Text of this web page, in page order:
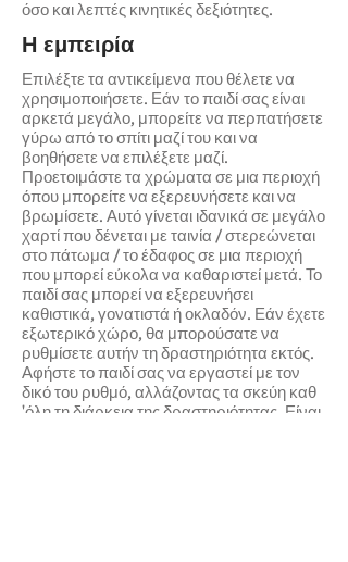
όσο και λεπτές κινητικές δεξιότητες.
Η εμπειρία
Επιλέξτε τα αντικείμενα που θέλετε να
χρησιμοποιήσετε. Εάν το παιδί σας είναι
αρκετά μεγάλο, μπορείτε να περπατήσετε
γύρω από το σπίτι μαζί του και να
βοηθήσετε να επιλέξετε μαζί.
Προετοιμάστε τα χρώματα σε μια περιοχή
όπου μπορείτε να εξερευνήσετε και να
βρωμίσετε. Αυτό γίνεται ιδανικά σε μεγάλο
χαρτί που δένεται με ταινία / στερεώνεται
στο πάτωμα / το έδαφος σε μια περιοχή
που μπορεί εύκολα να καθαριστεί μετά. Το
παιδί σας μπορεί να εξερευνήσει
καθιστικά, γονατιστά ή οκλαδόν. Εάν έχετε
εξωτερικό χώρο, θα μπορούσατε να
ρυθμίσετε αυτήν τη δραστηριότητα εκτός.
Αφήστε το παιδί σας να εργαστεί με τον
δικό του ρυθμό, αλλάζοντας τα σκεύη καθ
'όλη τη διάρκεια της δραστηριότητας. Είναι